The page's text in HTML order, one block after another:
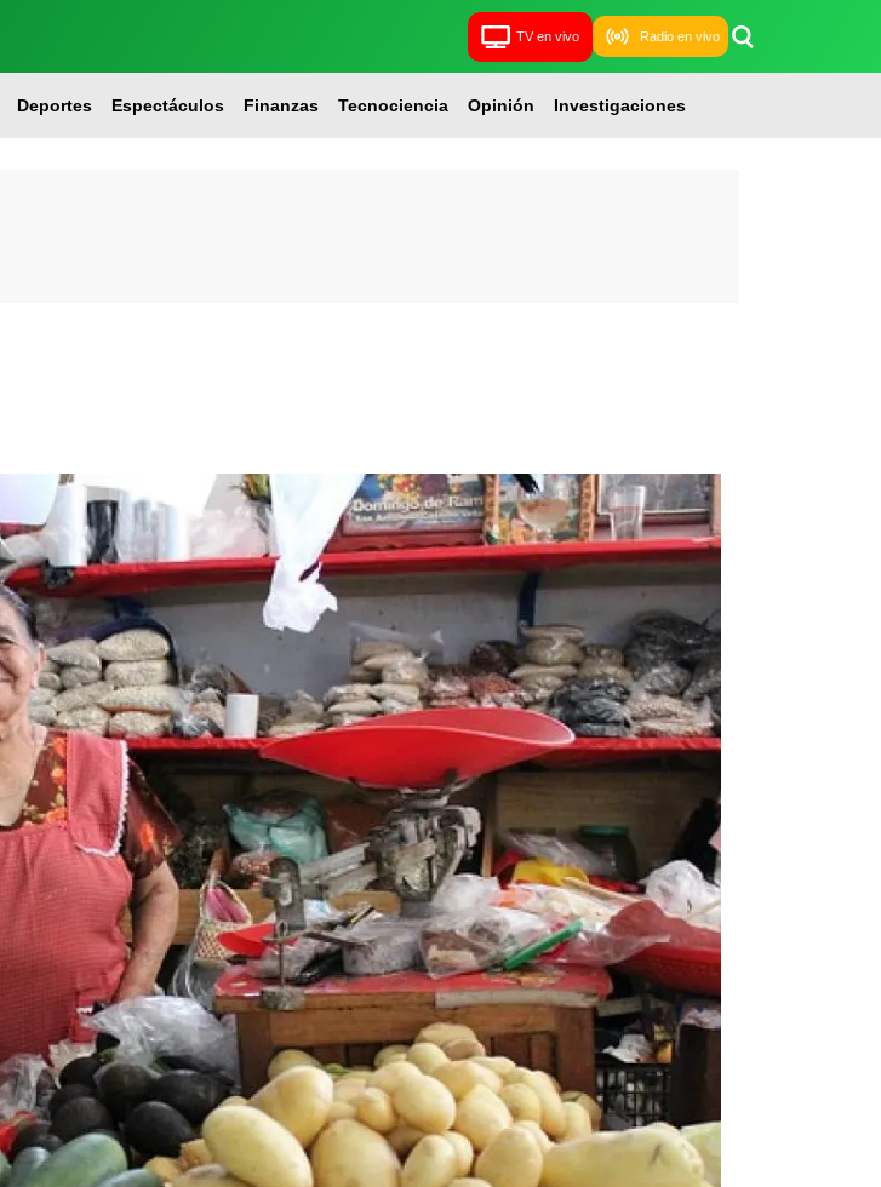
TV en vivo Radio en vivo
Deportes Espectáculos Finanzas Tecnociencia Opinión Investigaciones